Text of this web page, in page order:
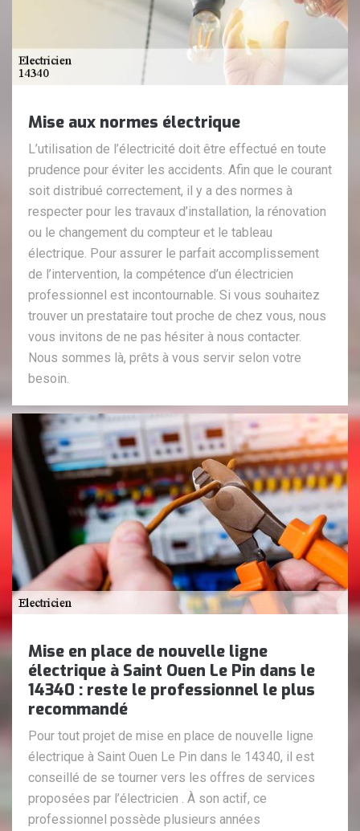
Mise aux normes électrique
L’utilisation de l’électricité doit être effectué en toute
prudence pour éviter les accidents. Afin que le courant
soit distribué correctement, il y a des normes à
respecter pour les travaux d’installation, la rénovation
ou le changement du compteur et le tableau
électrique. Pour assurer le parfait accomplissement
de l’intervention, la compétence d’un électricien
professionnel est incontournable. Si vous souhaitez
trouver un prestataire tout proche de chez vous, nous
vous invitons de ne pas hésiter à nous contacter.
Nous sommes là, prêts à vous servir selon votre
besoin.
Mise en place de nouvelle ligne
électrique à Saint Ouen Le Pin dans le
14340 : reste le professionnel le plus
recommandé
Pour tout projet de mise en place de nouvelle ligne
électrique à Saint Ouen Le Pin dans le 14340, il est
conseillé de se tourner vers les offres de services
proposées par l’électricien . À son actif, ce
professionnel possède plusieurs années